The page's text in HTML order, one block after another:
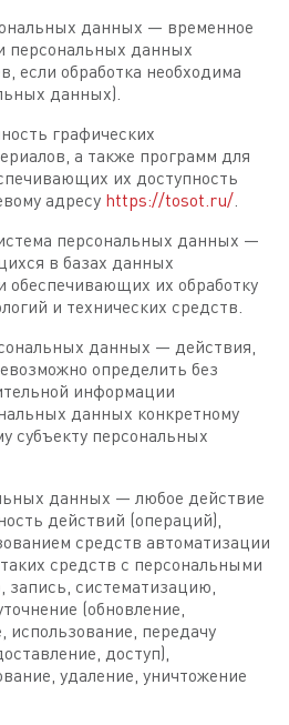
данных — временное
персональных данных
если обработка необходима
данных).
графических
а также программ для
их доступность
адресу https://tosot.ru/.
персональных данных —
в базах данных
их обработку
и технических средств.
данных — действия,
определить без
информации
данных конкретному
субъекту персональных
данных — любое действие
действий (операций),
средств автоматизации
средств с персональными
систематизацию,
(обновление,
использование, передачу
доступ),
удаление, уничтожение